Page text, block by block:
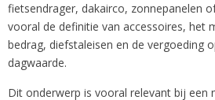
fietsendrager, dakairco, zonnepanelen
vooral de definitie van accessoires, het
bedrag, diefstaleisen en de vergoeding
dagwaarde.
Dit onderwerp is vooral relevant bij een